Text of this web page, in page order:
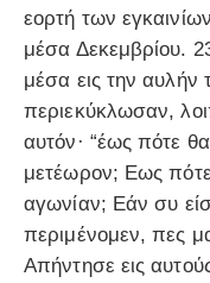
εορτή των
μέσα Δεκεμβρίου.
μέσα εις την αυλήν
περιεκύκλωσαν,
αυτόν· “έως πότε
μετέωρον; Εως
αγωνίαν; Εάν συ
περιμένομεν, πες
Απήντησε εις